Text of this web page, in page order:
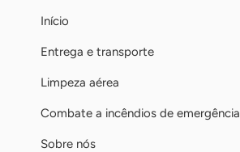
Início
Entrega e transporte
Limpeza aérea
Combate a incêndios de emergência
Sobre nós